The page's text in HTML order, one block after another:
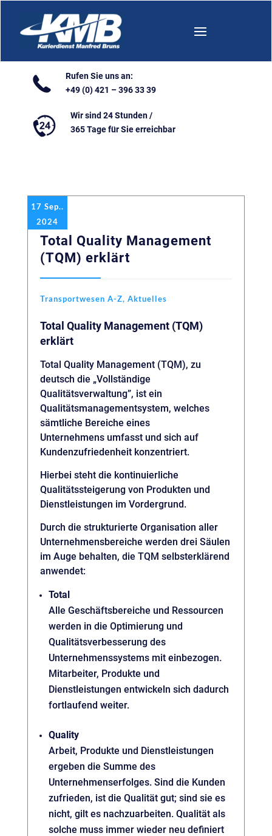
Rufen Sie uns an:
+49 (0) 421 – 396 33 39
Wir sind 24 Stunden /
365 Tage für Sie erreichbar
Total Quality Management
(TQM) erklärt
17 Sep..
2024
Transportwesen A-Z, Aktuelles
Total Quality Management (TQM)
erklärt
Total Quality Management (TQM), zu
deutsch die „Vollständige
Qualitätsverwaltung”, ist ein
Qualitätsmanagementsystem, welches
sämtliche Bereiche eines
Unternehmens umfasst und sich auf
Kundenzufriedenheit konzentriert.
Hierbei steht die kontinuierliche
Qualitätssteigerung von Produkten und
Dienstleistungen im Vordergrund.
Durch die strukturierte Organisation aller
Unternehmensbereiche werden drei Säulen
im Auge behalten, die TQM selbsterklärend
anwendet:
Total
Alle Geschäftsbereiche und Ressourcen
werden in die Optimierung und
Qualitätsverbesserung des
Unternehmenssystems mit einbezogen.
Mitarbeiter, Produkte und
Dienstleistungen entwickeln sich dadurch
fortlaufend weiter.
Quality
Arbeit, Produkte und Dienstleistungen
ergeben die Summe des
Unternehmenserfolges. Sind die Kunden
zufrieden, ist die Qualität gut; sind sie es
nicht, gilt es nachzuarbeiten. Qualität als
solche muss immer wieder neu definiert